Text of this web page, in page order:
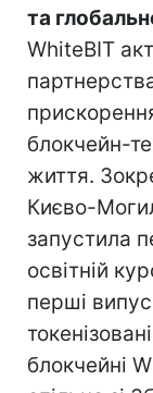
та
WhiteBIT
блокчейн-
життя.
Києво-
запустила
освітній
перші
блокчейні